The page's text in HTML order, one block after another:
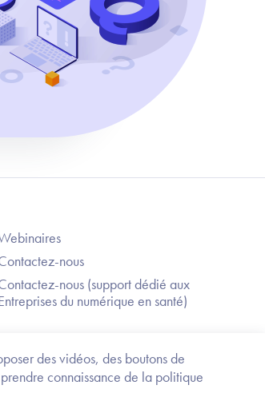
des vidéos, des boutons de
connaissance de la politiqueTrouvez
Right ANS
nous
nous (support dédié aux
du numérique en santé)